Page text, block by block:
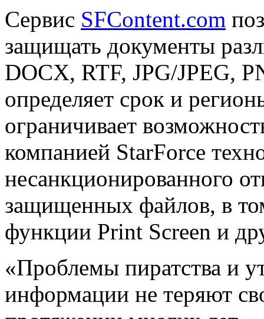
Сервис SFContent.com
защищать документы
DOCX, RTF, JPG/JPEG,
определяет срок и
ограничивает
компанией StarForce
несанкционированного
защищенных файлов, в
функции Print Screen и
«Проблемы пиратства и
информации не теряют